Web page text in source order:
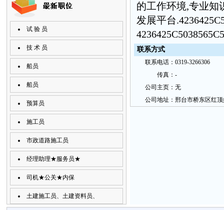
试 验 员
技 术 员
船员
船员
预算员
施工员
市政道路施工员
经理助理★服务员★
司机★公关★内保
土建施工员、土建资料员、
的工作环境,专业知
发展平台.
联系方式
联系电话： 0319-3266306
传真： -
公司主页： 无
公司地址： 邢台市桥东区红